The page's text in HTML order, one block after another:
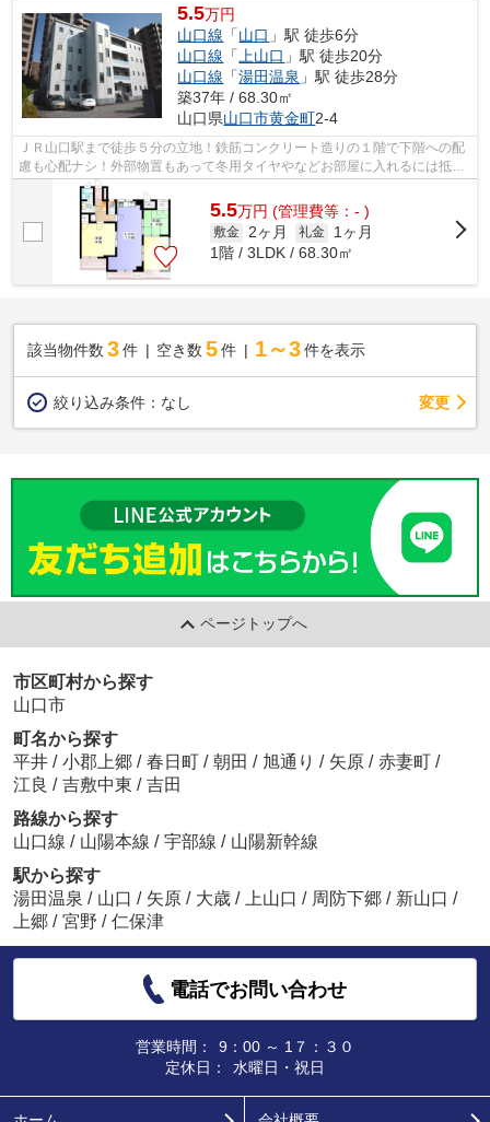
5.5万円
山口線 「山口 」駅 徒歩6分
山口線 「 上山口 」駅 徒歩20分
山口線 「湯田温泉 」駅 徒歩28分
築37年 / 68.30㎡
山口県山口市黄金町2-4
ＪＲ山口駅まで徒歩５分の立地！鉄筋コンクリート造りの１階で下階への配
慮も心配ナシ！外部物置もあって冬用タイヤやなどお部屋に入れるには抵抗
があるものも収納できて大助かり(*^^)v
5.5万円 (管理費等：- )
敷金 2ヶ月 礼金
1ヶ月
1階 / 3LDK / 68.30㎡
該当物件数 3件 空き数 5 件 1～3 件を表示
絞り込み条件： なし 変更
ページトップへ
市区町村から探す
山口市
町名から探す
平井 / 小郡上郷 / 春日町 / 朝田 / 旭通り / 矢原 / 赤妻町 /
江良 / 吉敷中東 / 吉田
路線から探す
山口線 / 山陽本線 / 宇部線 / 山陽新幹線
駅から探す
湯田温泉 / 山口 / 矢原 / 大歳 / 上山口 / 周防下郷 / 新山口 /
上郷 / 宮野 / 仁保津
電話でお問い合わせ
営業時間：
9：00 ～ 1７：３０
定休日：
水曜日・祝日